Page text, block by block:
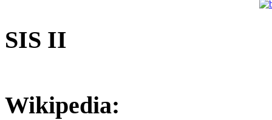
SIS II
Wikipedia: